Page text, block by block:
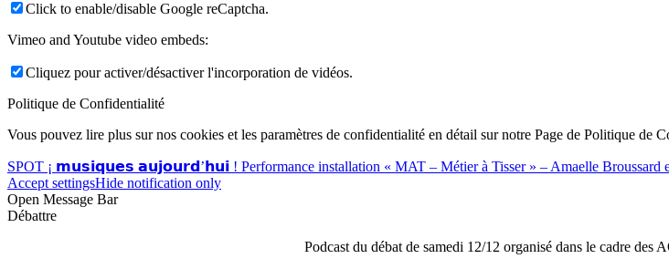
Click to enable/disable Google reCaptcha.
Vimeo and Youtube video embeds:
Cliquez pour activer/désactiver l'incorporation de vidéos.
Politique de Confidentialité
Vous pouvez lire plus sur nos cookies et les paramètres de confidentialité en détail sur notre Page de Politique de
SPOT ¡ 𝗺𝘂𝘀𝗶𝗾𝘂𝗲𝘀 𝗮𝘂𝗷𝗼𝘂𝗿𝗱’𝗵𝘂𝗶 ! Performance installation « MAT – Métier à Tisser » – Amaelle Broussard
Accept settingsHide notification only
Open Message Bar
Débattre
Podcast du débat de samedi 12/12 organisé dans le cadre des